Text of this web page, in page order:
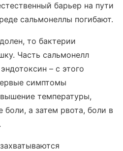
барьер на пути
сальмонеллы погибают.
то бактерии
Часть сальмонелл
– с этого
симптомы
температуры,
а затем рвота, боли в